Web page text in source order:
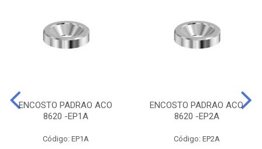
ENCOSTO PADRAO ACO
8620 -EP1A
Código: EP1A
ENCOSTO PADRAO ACO
8620 -EP2A
Código: EP2A